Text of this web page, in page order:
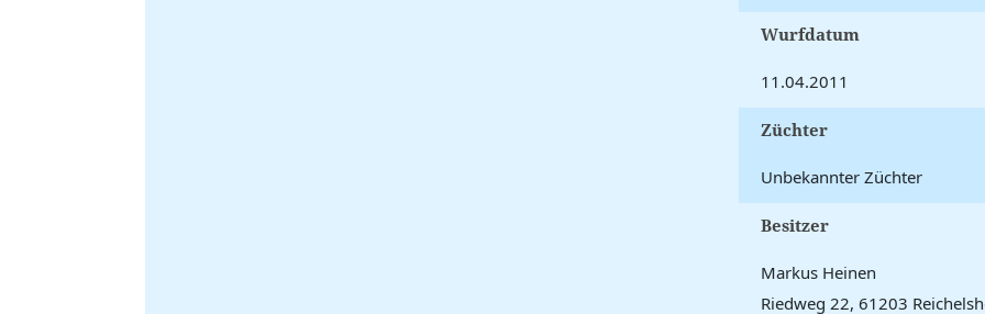
Wurfdatum
11.04.2011
Züchter
Unbekannter Züchter
Besitzer
Markus Heinen
Riedweg 22, 61203